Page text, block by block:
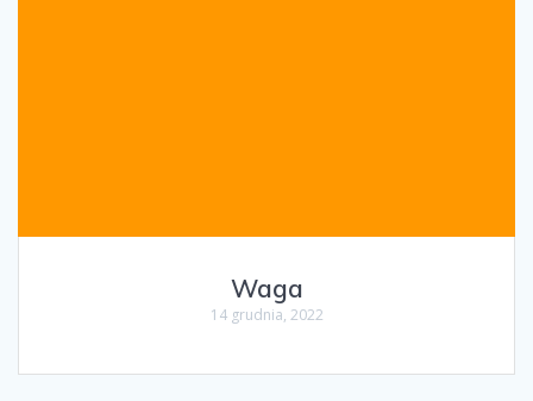
Waga
14 grudnia, 2022